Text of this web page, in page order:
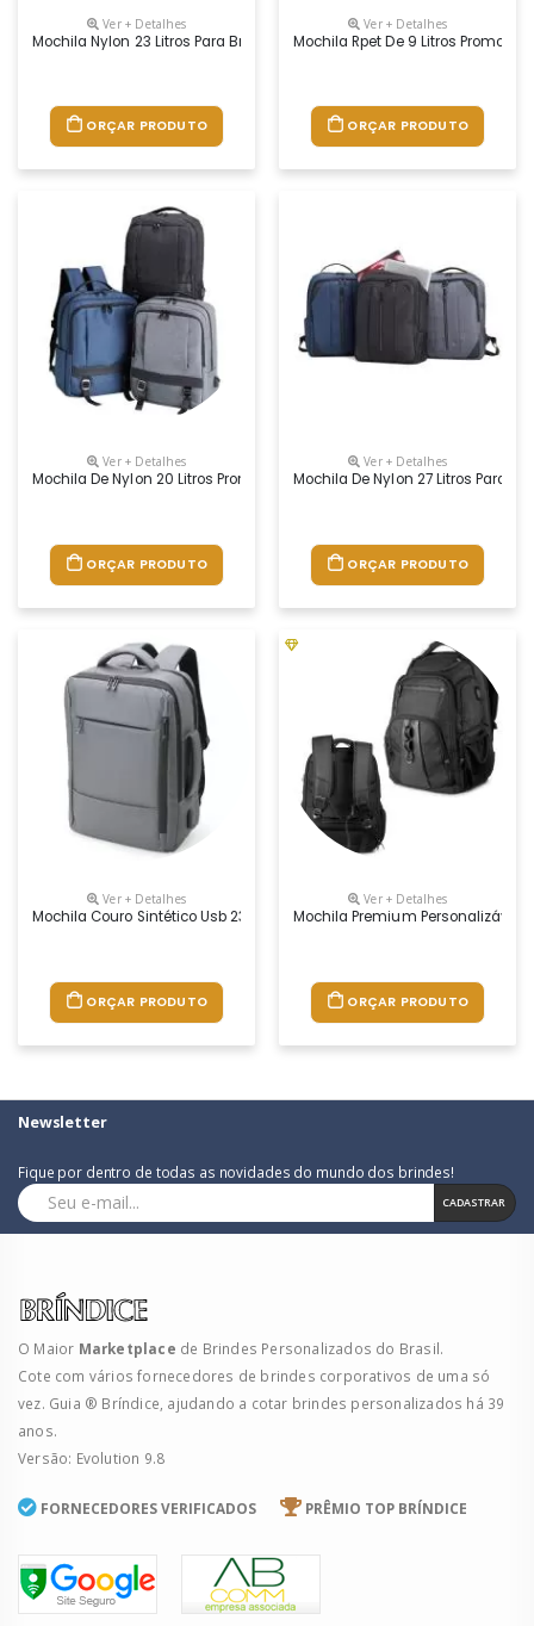
Ver + Detalhes
Mochila Nylon 23 Litros Para Brindes
ORÇAR PRODUTO
Ver + Detalhes
Mochila Rpet De 9 Litros
ORÇAR PRODUTO
Ver + Detalhes
Mochila De Nylon 20 Litros Promocional
ORÇAR PRODUTO
Ver + Detalhes
Mochila De Nylon 27 Litros Para
ORÇAR PRODUTO
Ver + Detalhes
Mochila Couro Sintético Usb 23 Litros Para Brindes
ORÇAR PRODUTO
Ver + Detalhes
Mochila Premium Personalizável
ORÇAR PRODUTO
Newsletter
Fique por dentro de todas as novidades do mundo dos brindes!
CADASTRAR
O Maior Marketplace de Brindes Personalizados do Brasil.
Cote com vários fornecedores de brindes corporativos de uma só
vez. Guia ® Bríndice, ajudando a cotar brindes personalizados há 39
anos.
Versão: Evolution 9.8
FORNECEDORES VERIFICADOS PRÊMIO TOP BRÍNDICE